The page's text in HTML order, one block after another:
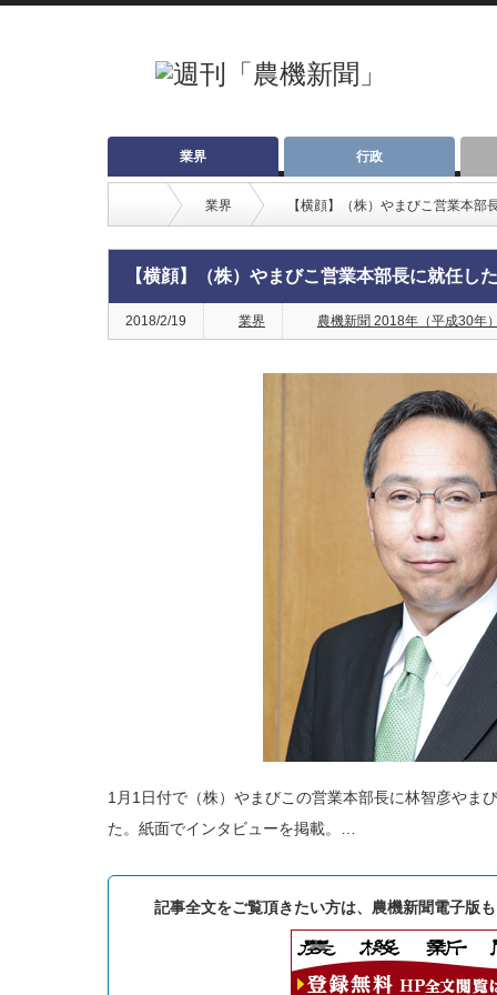
業界 行政
業界 【横顔】（株）やまびこ営業本部
【横顔】（株）やまびこ営業本部長に就任し
2018/2/19 業界 農機新聞 2018年（平成30年
1月1日付で（株）やまびこの営業本部長に林智彦やま
た。紙面でインタビューを掲載。…
記事全文をご覧頂きたい方は、農機新聞電子版